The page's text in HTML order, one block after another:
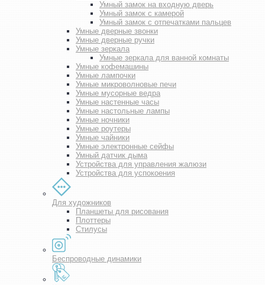
Умный замок на входную дверь
Умный замок с камерой
Умный замок с отпечатками пальцев
Умные дверные звонки
Умные дверные ручки
Умные зеркала
Умные зеркала для ванной комнаты
Умные кофемашины
Умные лампочки
Умные микроволновые печи
Умные мусорные ведра
Умные настенные часы
Умные настольные лампы
Умные ночники
Умные роутеры
Умные чайники
Умные электронные сейфы
Умный датчик дыма
Устройства для управления жалюзи
Устройства для успокоения
Для художников
Планшеты для рисования
Плоттеры
Стилусы
Беспроводные динамики